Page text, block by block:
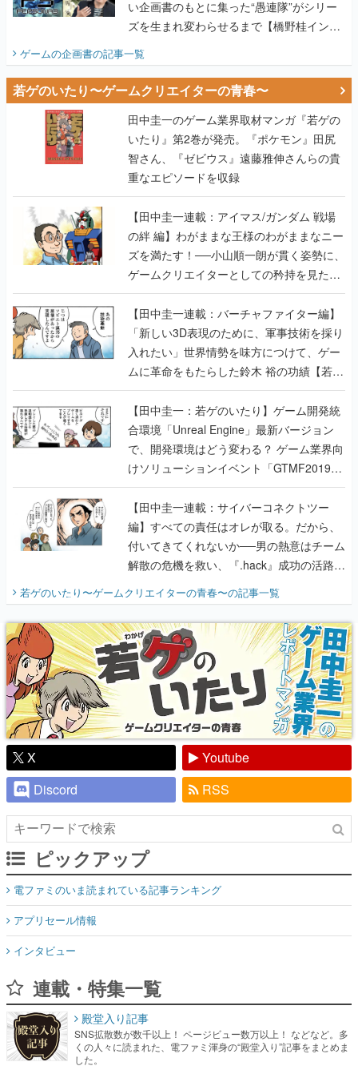
い企画書のもとに集った“愚連隊”がシリー
ズを生まれ変わらせるまで【橋野桂インタ
ビュー】
ゲームの企画書の記事一覧
若ゲのいたり〜ゲームクリエイターの青春〜
田中圭一のゲーム業界取材マンガ『若ゲの
いたり』第2巻が発売。『ポケモン』田尻
智さん、『ゼビウス』遠藤雅伸さんらの貴
重なエピソードを収録
【田中圭一連載：アイマス/ガンダム 戦場
の絆 編】わがままな王様のわがままなニー
ズを満たす！──小山順一朗が貫く姿勢に、
ゲームクリエイターとしての矜持を見た
【若ゲのいたり最終回】
【田中圭一連載：バーチャファイター編】
「新しい3D表現のために、軍事技術を採り
入れたい」世界情勢を味方につけて、ゲー
ムに革命をもたらした鈴木 裕の功績【若ゲ
のいたり】
【田中圭一：若ゲのいたり】ゲーム開発統
合環境「Unreal Engine」最新バージョン
で、開発環境はどう変わる？ ゲーム業界向
けソリューションイベント「GTMF2019」
に行って、より理解を深めよう【PR】
【田中圭一連載：サイバーコネクトツー
編】すべての責任はオレが取る。だから、
付いてきてくれないか──男の熱意はチーム
解散の危機を救い、『.hack』成功の活路を
開く。業界の快男児・松山 洋に流れる血は
『少年ジャンプ』色だった【若ゲのいた
り】
若ゲのいたり〜ゲームクリエイターの青春〜の記事一覧
X
Youtube
Discord
RSS
ピックアップ
電ファミのいま読まれている記事ランキング
アプリセール情報
インタビュー
連載・特集一覧
殿堂入り記事
SNS拡散数が数千以上！ ページビュー数万以上！ などなど。多
くの人々に読まれた、電ファミ渾身の“殿堂入り”記事をまとめま
した。